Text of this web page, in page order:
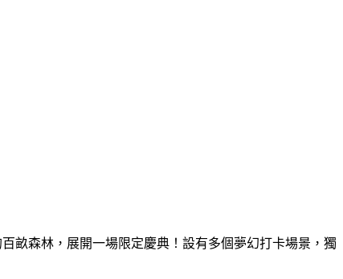
畝森林，展開一場限定慶典！設有多個夢幻打卡場景，獨